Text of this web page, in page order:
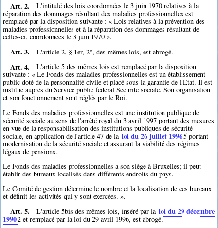
Art. 2.
L'intitulé des lois coordonnées le 3 juin 1970 relatives à la
réparation des dommages résultant des maladies professionnelles est
remplacé par la disposition suivante : « Lois relatives à la prévention des
maladies professionnelles et à la réparation des dommages résultant de
celles-ci, coordonnées le 3 juin 1970 ».
Art. 3. L'article 2, § 1er, 2°, des mêmes lois, est abrogé.
Art. 4.
L'article 5 des mêmes lois est remplacé par la disposition
suivante : « Le Fonds des maladies professionnelles est un établissement
public doté de la personnalité civile et placé sous la garantie de l'Etat. Il est
institué auprès du Service public fédéral Sécurité sociale. Son organisation
et son fonctionnement sont réglés par le Roi.
Le Fonds des maladies professionnelles est une institution publique de
sécurité sociale au sens de l'arrêté royal du 3 avril 1997 portant des mesures
en vue de la responsabilisation des institutions publiques de sécurité
sociale, en application de l'article 47 de la loi du 26 juillet 19965 portant
modernisation de la sécurité sociale et assurant la viabilité des régimes
légaux de pensions.
Le Fonds des maladies professionnelles a son siège à Bruxelles; il peut
établir des bureaux localisés dans différents endroits du pays.
Le Comité de gestion détermine le nombre et la localisation de ces bureaux
et définit les activités qui y sont exercées. ».
Art. 5. L'article 5bis des mêmes lois, inséré par la loi du 29 décembre
19902 et remplacé par la loi du 29 avril 1996, est abrogé.